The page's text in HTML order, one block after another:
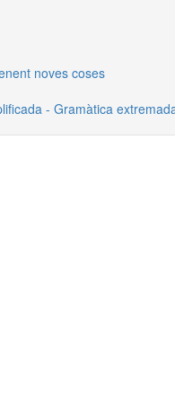
noves coses
- Gramàtica